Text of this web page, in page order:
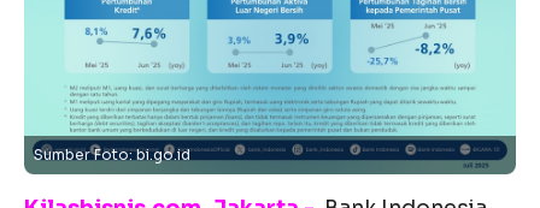
Sumber Foto: bi.go.id